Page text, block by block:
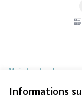
Informations
Voir toutes les